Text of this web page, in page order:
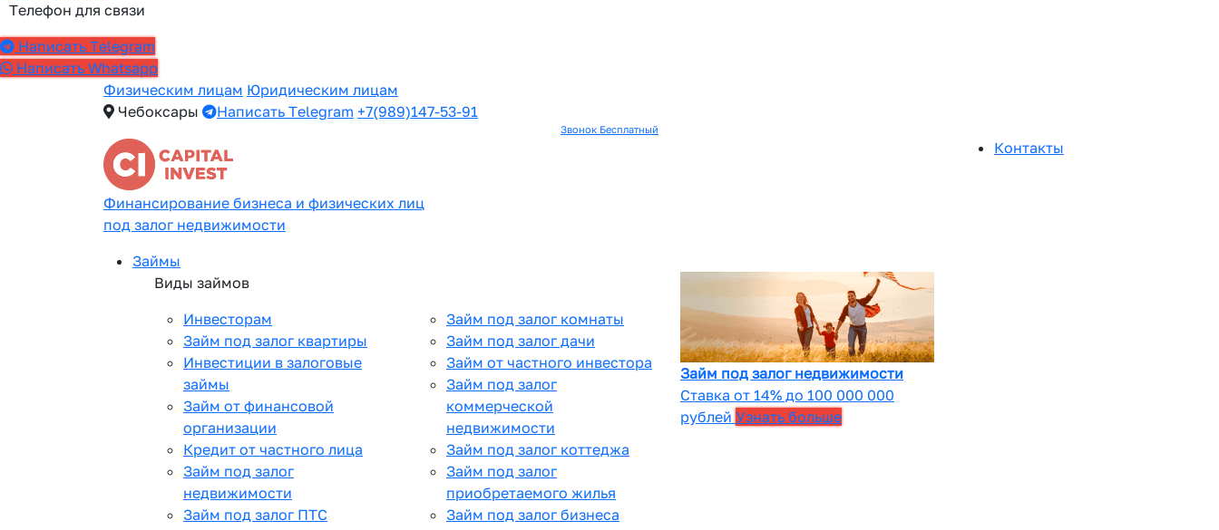
Телефон для связи
Написать Telegram
Написать Whatsapp
Физическим лицам Юридическим лицам
Чебоксары
Написать Telegram +7(989)147-53-91
Звонок Бесплатный
Финансирование бизнеса и физических лиц
под залог недвижимости
Займы
Виды займов
Инвесторам
Займ под залог квартиры
Инвестиции в залоговые
займы
Займ от финансовой
организации
Кредит от частного лица
Займ под залог
недвижимости
Займ под залог ПТС
Займ под залог комнаты
Займ под залог дачи
Займ от частного инвестора
Займ под залог
коммерческой
недвижимости
Займ под залог коттеджа
Займ под залог
приобретаемого жилья
Займ под залог бизнеса
Займ под залог недвижимости
Ставка от 14% до 100 000 000
рублей Узнать больше
Контакты